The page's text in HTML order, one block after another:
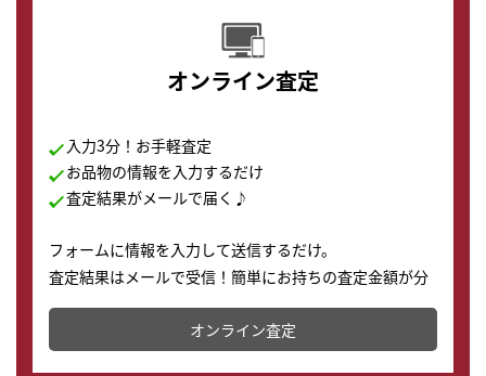
オンライン査定
入力3分！お手軽査定
お品物の情報を入力するだけ
査定結果がメールで届く♪
フォームに情報を入力して送信するだけ。
査定結果はメールで受信！簡単にお持ちの査定金額が分
かります。
オンライン査定